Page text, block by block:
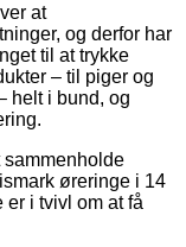
at
og derfor har
til at trykke
– til piger og
helt i bund, og
øreringe i 14
er i tvivl om at få